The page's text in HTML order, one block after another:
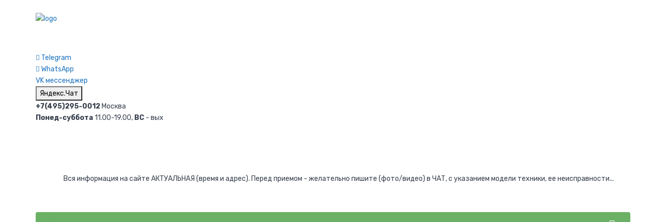
Telegram
WhatsApp
VK мессенджер
Яндекс.Чат
+7(495)295-0012 Москва
Понед-суббота 11.00-19.00, ВС - вых
Вся информация на сайте АКТУАЛЬНАЯ (время и адрес). Перед приемом - желательно пишите (фото/видео) в ЧАТ, с указанием модели техники, ее неисправности...